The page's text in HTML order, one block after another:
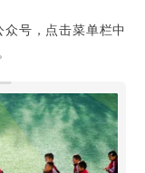
众号，点击菜单栏中